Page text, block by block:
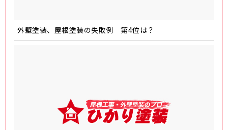
外壁塗装、屋根塗装の失敗例 第4位は？